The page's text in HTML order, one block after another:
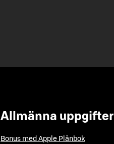
Allmänna uppgifter
Bonus med Apple Plånbok